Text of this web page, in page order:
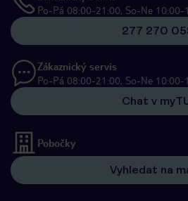
Po-Pá 08:00-21:00, So-Ne 10:00-
277 270
Zákaznický servis
Po-Pá 08:00-21:00, So-Ne 10:00-
Chat v
Pobočky
Vyhledat na